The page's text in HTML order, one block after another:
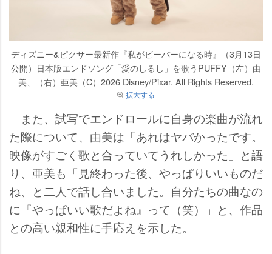
ディズニー&ピクサー最新作『私がビーバーになる時』（3月13日
公開）日本版エンドソング「愛のしるし」を歌うPUFFY（左）由
美、（右）亜美（C）2026 Disney/Pixar. All Rights Reserved.
拡大する
また、試写でエンドロールに自身の楽曲が流れ
た際について、由美は「あれはヤバかったです。
映像がすごく歌と合っていてうれしかった」と語
り、亜美も「見終わった後、やっぱりいいものだ
ね、と二人で話し合いました。自分たちの曲なの
に『やっぱいい歌だよね』って（笑）」と、作品
との高い親和性に手応えを示した。